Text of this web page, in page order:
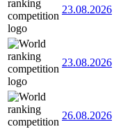
23.08.2026
23.08.2026
26.08.2026